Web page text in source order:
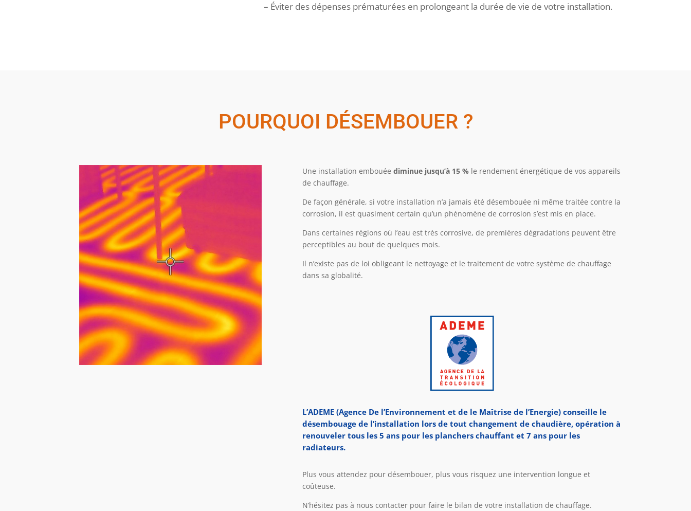
– Éviter des dépenses prématurées en prolongeant la durée de vie de votre installation.
POURQUOI DÉSEMBOUER ?
Une installation embouéediminue jusqu’à 15 % le rendement énergétique de vos appareils
de chauffage.
De façon générale, si votre installation n’a jamais été désembouée ni même traitée contre la
corrosion, il est quasiment certain qu’un phénomène de corrosion s’est mis en place.
Dans certaines régions où l’eau est très corrosive, de premières dégradations peuvent être
perceptibles au bout de quelques mois.
Il n’existe pas de loi obligeant le nettoyage et le traitement de votre système de chauffage
dans sa globalité.
L’ADEME (Agence De l’Environnement et de le Maîtrise de l’Energie) conseille le
désembouage de l’installation lors de tout changement de chaudière, opération à
renouveler tous les 5 ans pour les planchers chauffant et 7 ans pour les
radiateurs.
Plus vous attendez pour désembouer, plus vous risquez une intervention longue et
coûteuse.
N’hésitez pas à nous contacter pour faire le bilan de votre installation de chauffage.